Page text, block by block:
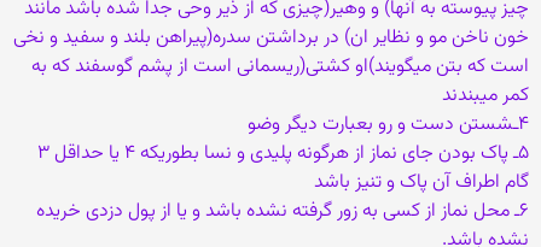
چیز پیوسته به آنها) و وهیر(چیزی که از ذیر وحی جدا شده باشد مانند
خون ناخن مو و نظایر ان) در برداشتن سدره(پیراهن بلند و سفید و نخی
است که بتن میگویند)او کشتی(ریسمانی است از پشم گوسفند که به
کمر میبندند
۴ـشستن دست و رو بعبارت دیگر وضو
۵ـ پاک بودن جای نماز از هرگونه پلیدی و نسا بطوریکه ۴ یا حداقل ۳
گام اطراف آن پاک و تنیز باشد
۶ـ محل نماز از کسی به زور گرفته نشده باشد و یا از پول دزدی خریده
نشده باشد.